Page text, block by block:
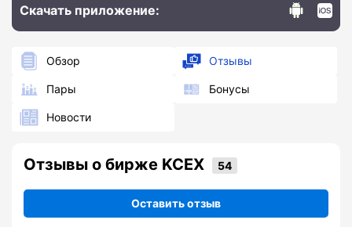
Скачать приложение:
Обзор Отзывы
Пары Бонусы
Новости
Отзывы о бирже KCEX
Оставить отзыв